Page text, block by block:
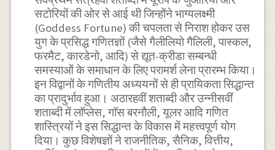
सटोरियों की ओर से आई थी जिन्होंने भाग्यलक्ष्मी
(Goddess Fortune) की चपलता से निराश होकर उस
युग के प्रसिद्ध गणितज्ञों (जैसे गैलीलियो गैलिली, पास्कल,
फरमैट, कारडेनो, आदि) से द्यूत-क्रीडा सम्बन्धी
समस्याओं के समाधान के लिए परामर्श लेना प्रारम्भ किया।
इन विद्वानों के गणितीय अध्ययनों से ही प्रायिकता सिद्धान्त
का प्रादुर्भाव हुआ। अठारहवीं शताब्दी और उन्नीसवीं
शताब्दी में लाॅप्लेस, गाॅस बरनौली, यूलर आदि गणित
शास्त्रियों ने इस सिद्धान्त के विकास में महत्त्वपूर्ण योग
दिया। कुछ विशेषज्ञों ने राजनीतिक, सैनिक, वित्तीय,